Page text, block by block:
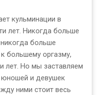
кульминации в
лет. Никогда больше
больше
большему оргазму,
лет. Но мы заставляем
и девушек
ними стоит весь